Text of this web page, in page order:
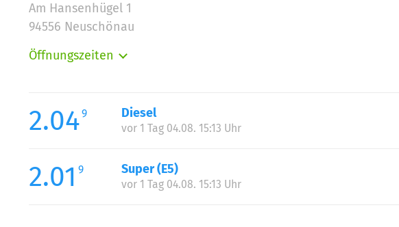
Am Hansenhügel 1
94556 Neuschönau
Öffnungszeiten
Mittwoch:
Donnerstag:
Samstag:
Sonntag:
2.049 Diesel
vor 1 Tag 04.08. 15:13 Uhr
2.01 9 Super (E5)
vor 1 Tag 04.08. 15:13 Uhr